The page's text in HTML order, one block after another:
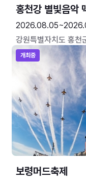
홍천강 별빛음악
강원특별자치도 홍천
개최중
보령머드축제